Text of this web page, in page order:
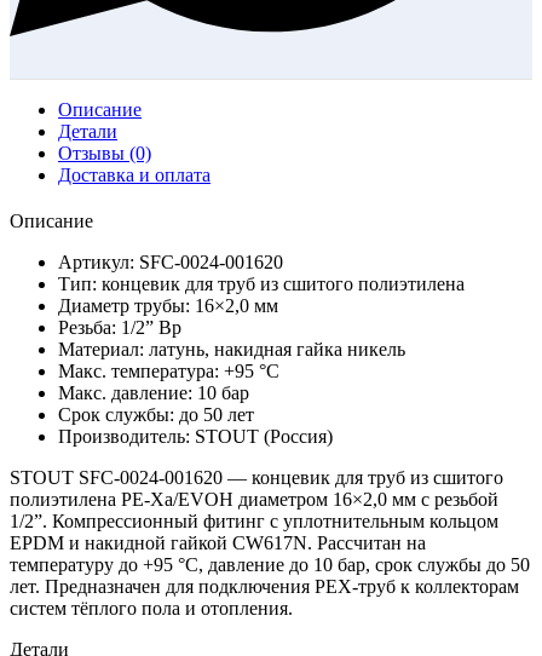
Описание
Детали
Отзывы (0)
Доставка и оплата
Описание
Артикул: SFC-0024-001620
Тип: концевик для труб из сшитого полиэтилена
Диаметр трубы: 16×2,0 мм
Резьба: 1/2” Вр
Материал: латунь, накидная гайка никель
Макс. температура: +95 °C
Макс. давление: 10 бар
Срок службы: до 50 лет
Производитель: STOUT (Россия)
STOUT SFC-0024-001620 — концевик для труб из сшитого
полиэтилена PE-Xa/EVOH диаметром 16×2,0 мм с резьбой
1/2”. Компрессионный фитинг с уплотнительным кольцом
EPDM и накидной гайкой CW617N. Рассчитан на
температуру до +95 °C, давление до 10 бар, срок службы до 50
лет. Предназначен для подключения PEX-труб к коллекторам
систем тёплого пола и отопления.
Детали